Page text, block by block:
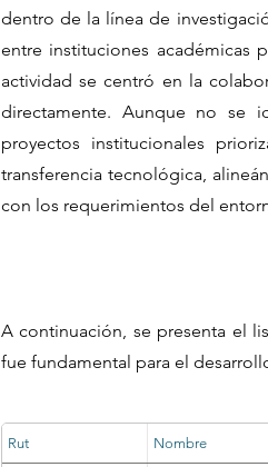
dentro de la línea de
entre instituciones académicas
actividad se centró en la
directamente. Aunque no se
proyectos institucionales
transferencia tecnológica,
con los requerimientos del
A continuación, se presenta el
fue fundamental para el
Rut Nombre